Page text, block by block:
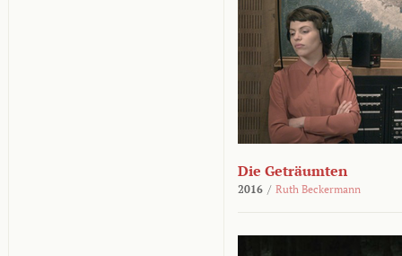
Die Geträumten
2016 / Ruth Beckermann